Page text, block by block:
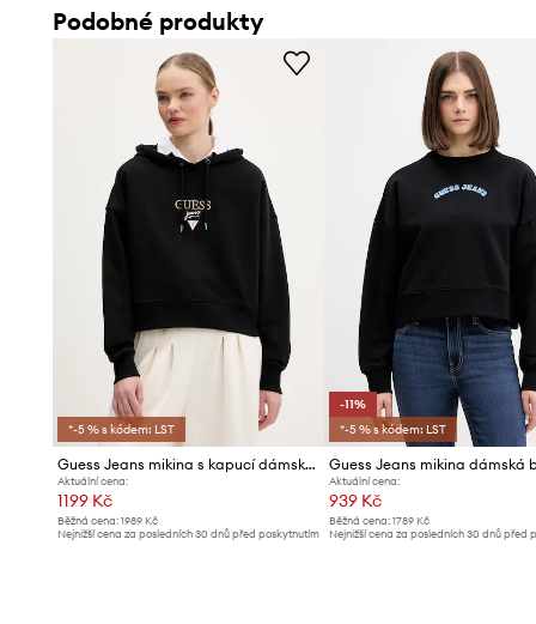
- Šířka v podpaží: 53 cm.
Podobné produkty
*-5 % s kódem: LST
Guess Jeans mikina s kapucí dámská bavlněná
Aktuální cena:
1199 Kč
Běžná cena: 1989 Kč
Nejnižší cena za posledních 30 dnů před poskytnutím
-11%
*-5 % s kódem: LST
Aktuální cena:
939 Kč
Běžná cena:1789 Kč
Nejnižší cena za posledních 30 dnů před